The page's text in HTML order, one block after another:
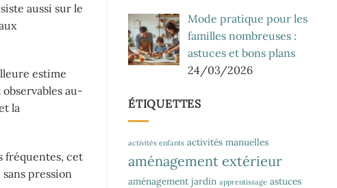
aussi sur le
estime
au-
la
fréquentes, cet
pression
Mode pratique pour les
familles nombreuses :
astuces et bons plans
24/03/2026
ÉTIQUETTES
activités enfants activités manuelles
aménagement extérieur
aménagement jardin apprentissage astuces